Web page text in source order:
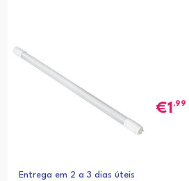
1 ,99
Entrega em 2 a 3 dias úteis